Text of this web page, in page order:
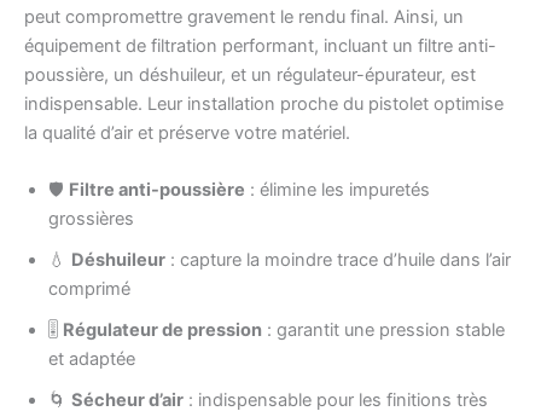
peut compromettre gravement le rendu final. Ainsi, un
équipement de filtration performant, incluant un filtre anti-
poussière, un déshuileur, et un régulateur-épurateur, est
indispensable. Leur installation proche du pistolet optimise
la qualité d’air et préserve votre matériel.
🛡️ Filtre anti-poussière : élimine les impuretés
grossières
💧 Déshuileur : capture la moindre trace d’huile dans l’air
comprimé
🎚️ Régulateur de pression : garantit une pression stable
et adaptée
🌀 Sécheur d’air : indispensable pour les finitions très